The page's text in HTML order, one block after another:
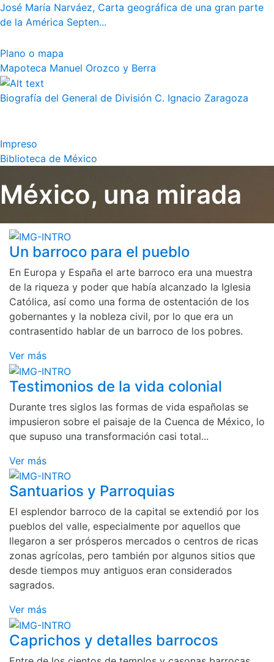
José María Narváez, Carta geográfica de una gran parte
de la América Septen...
Plano o mapa
Mapoteca Manuel Orozco y Berra
Biografía del General de División C. Ignacio Zaragoza
Impreso
Biblioteca de México
México, una mirada
Un barroco para el pueblo
En Europa y España el arte barroco era una muestra
de la riqueza y poder que había alcanzado la Iglesia
Católica, así como una forma de ostentación de los
gobernantes y la nobleza civil, por lo que era un
contrasentido hablar de un barroco de los pobres.
Ver más
Testimonios de la vida colonial
Durante tres siglos las formas de vida españolas se
impusieron sobre el paisaje de la Cuenca de México, lo
que supuso una transformación casi total...
Ver más
Santuarios y Parroquias
El esplendor barroco de la capital se extendió por los
pueblos del valle, especialmente por aquellos que
llegaron a ser prósperos mercados o centros de ricas
zonas agrícolas, pero también por algunos sitios que
desde tiempos muy antiguos eran considerados
sagrados.
Ver más
Caprichos y detalles barrocos